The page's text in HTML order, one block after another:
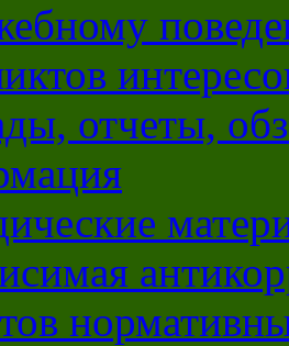
отчеты,